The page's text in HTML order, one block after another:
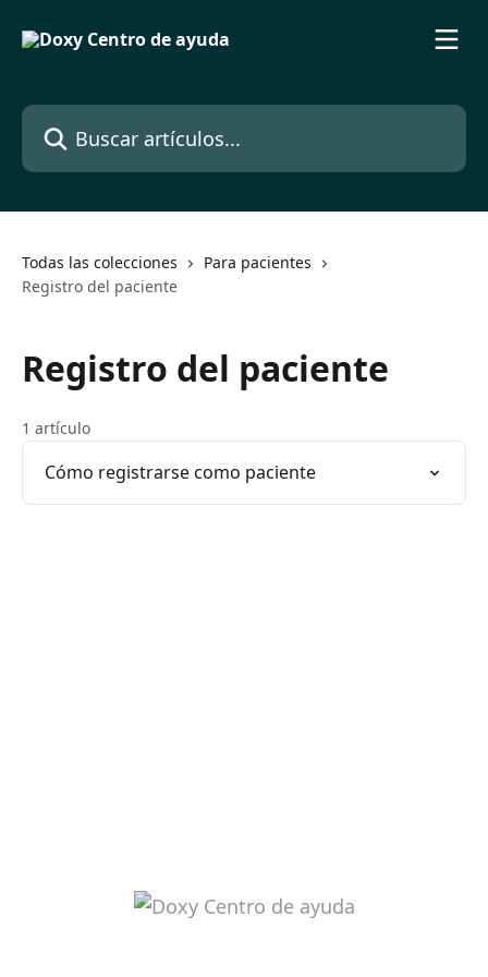
Buscar artículos...
Todas las colecciones
Para pacientes
Registro del paciente
Registro del paciente
1 artículo
Cómo registrarse como paciente